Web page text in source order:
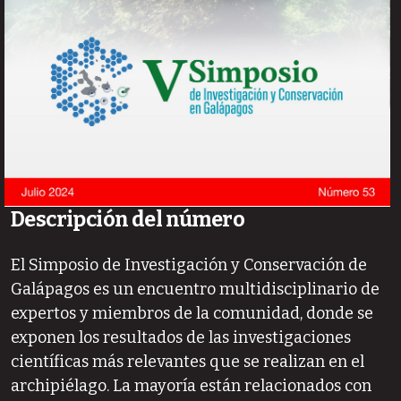
Descripción del número
El Simposio de Investigación y Conservación de
Galápagos es un encuentro multidisciplinario de
expertos y miembros de la comunidad, donde se
exponen los resultados de las investigaciones
científicas más relevantes que se realizan en el
archipiélago. La mayoría están relacionados con